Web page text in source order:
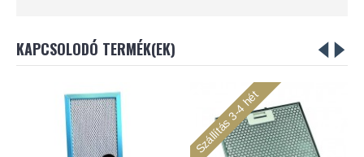
KAPCSOLODÓ TERMÉK(EK)
Szállítás 3-4 hét